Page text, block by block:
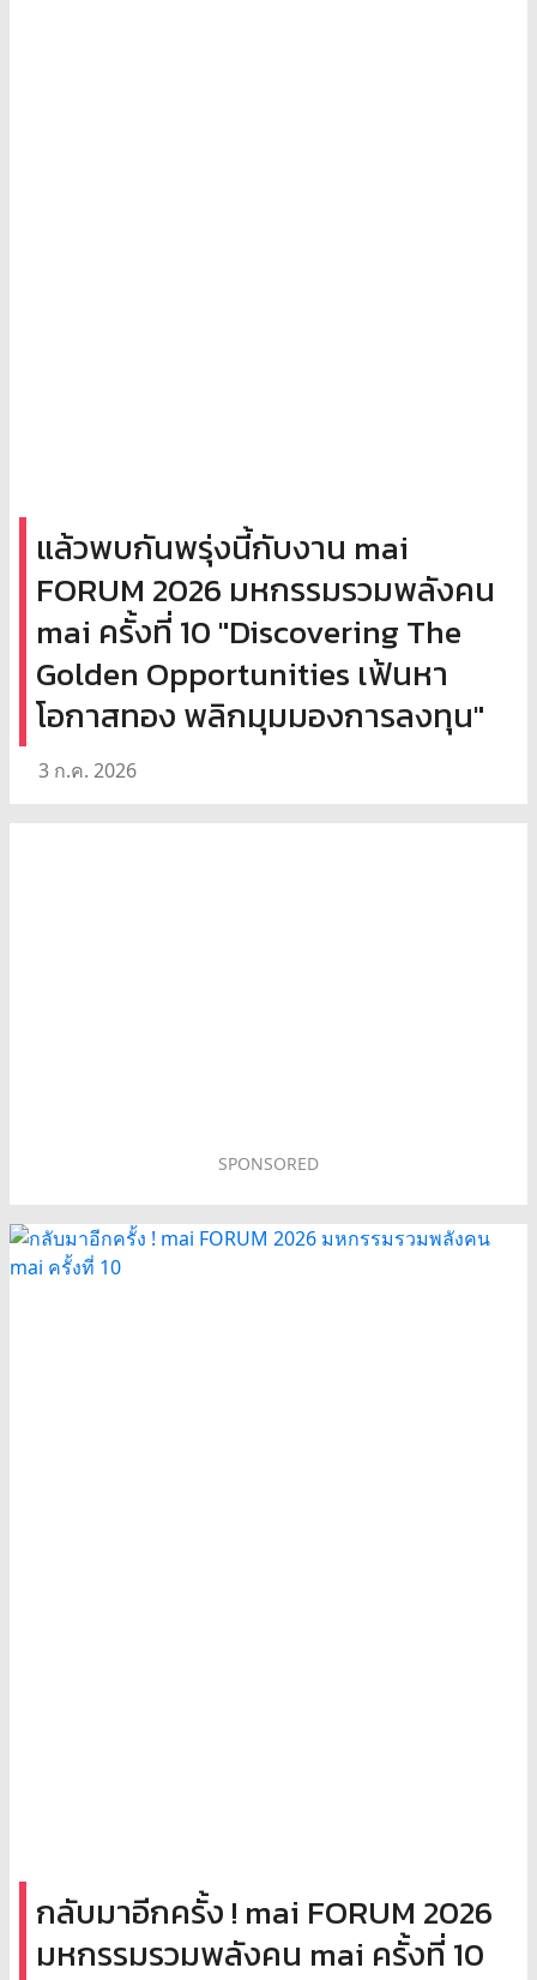
แล้วพบกันพรุ่งนี้กับงาน mai
FORUM 2026 มหกรรมรวมพลังคน
mai ครั้งที่ 10 "Discovering The
Golden Opportunities เฟ้นหา
โอกาสทอง พลิกมุมมองการลงทุน"
3 ก.ค. 2026
SPONSORED
กลับมาอีกครั้ง ! mai FORUM 2026
มหกรรมรวมพลังคน mai ครั้งที่ 10